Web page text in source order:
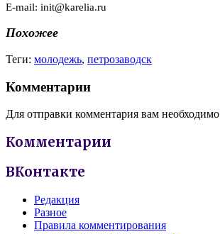
E-mail: init@karelia.ru
Похожее
Теги: молодежь, петрозаводск
Комментарии
Для отправки комментария вам необходимо
Комментарии
ВКонтакте
Редакция
Разное
Правила комментирования